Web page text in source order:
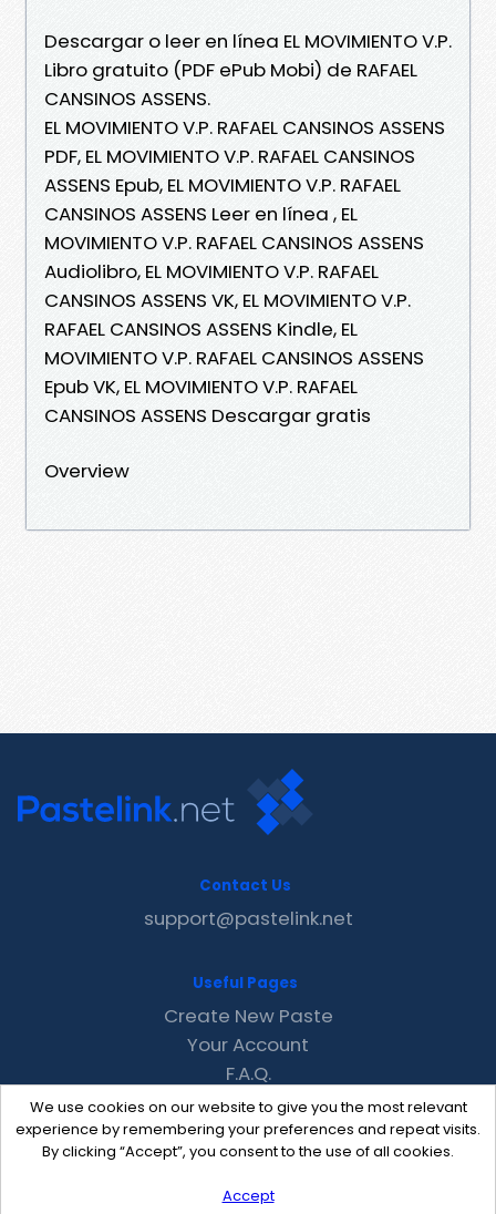
Descargar o leer en línea EL MOVIMIENTO V.P.
Libro gratuito (PDF ePub Mobi) de RAFAEL
CANSINOS ASSENS.
EL MOVIMIENTO V.P. RAFAEL CANSINOS ASSENS
PDF, EL MOVIMIENTO V.P. RAFAEL CANSINOS
ASSENS Epub, EL MOVIMIENTO V.P. RAFAEL
CANSINOS ASSENS Leer en línea , EL
MOVIMIENTO V.P. RAFAEL CANSINOS ASSENS
Audiolibro, EL MOVIMIENTO V.P. RAFAEL
CANSINOS ASSENS VK, EL MOVIMIENTO V.P.
RAFAEL CANSINOS ASSENS Kindle, EL
MOVIMIENTO V.P. RAFAEL CANSINOS ASSENS
Epub VK, EL MOVIMIENTO V.P. RAFAEL
CANSINOS ASSENS Descargar gratis
Overview
We use cookies on our website to give you the most relevant
experience by remembering your preferences and repeat visits.
By clicking “Accept”, you consent to the use of all cookies.
Accept
Contact Us
support@pastelink.net
Useful Pages
Create New Paste
Your Account
F.A.Q.
Recent
Contact